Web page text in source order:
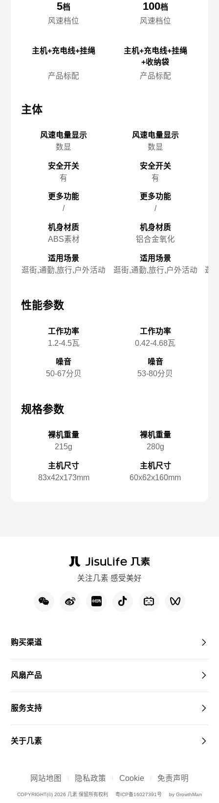
5档
风速档位
主机+充电线+挂绳
产品标配
主体
风速电量显示
数显
安全开关
有
更多功能
/
机身材质
ABS素材
适用场景
逛街,通勤,旅行,户外活动
性能参数
工作功率
1.2-4.5瓦
噪音
50-67分贝
规格参数
裸机重量
215g
主机尺寸
83x️42x️173mm
100档
风速档位
主机+充电线+挂绳
+收纳袋
产品标配
风速电量显示
数显
安全开关
有
更多功能
/
机身材质
铝合金氧化
适用场景
逛街,通勤,旅行,户外活动
工作功率
0.42-4.68瓦
噪音
53-80分贝
裸机重量
280g
主机尺寸
60x️62x️160mm
逛
关注几素 感受美好
购买渠道
风扇产品
服务支持
关于几素
COPYRIGHT(©) 2026 几素 保留所有权利 粤ICP备16027391号 by GrowthMan
网站地图 隐私政策 Cookie 免责声明